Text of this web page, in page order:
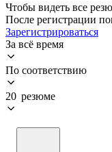
Чтобы видеть все
После регистрации
Зарегистрироваться
За всё время
По соответствию
20 резюме